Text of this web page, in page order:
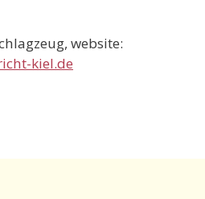
website:
kiel.de